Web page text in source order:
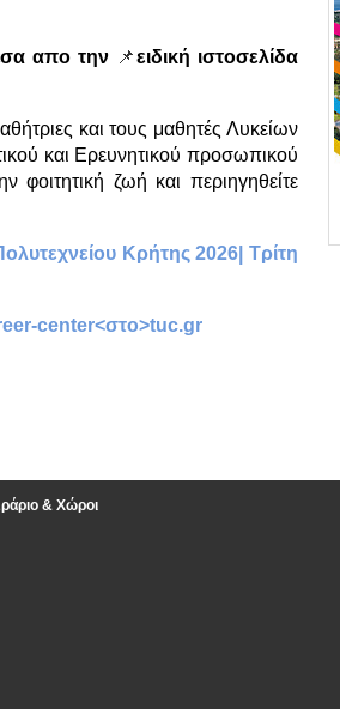
απο την 📌ειδική ιστοσελίδα
και τους μαθητές Λυκείων
και Ερευνητικού προσωπικού
φοιτητική ζωή και περιηγηθείτε
Κρήτης 2026| Τρίτη
center<στο>tuc.gr
& Χώροι